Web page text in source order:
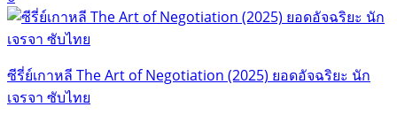
ซีรี่ย์เกาหลี The Art of Negotiation (2025) ยอดอัจฉริยะ นัก
เจรจา ซับไทย